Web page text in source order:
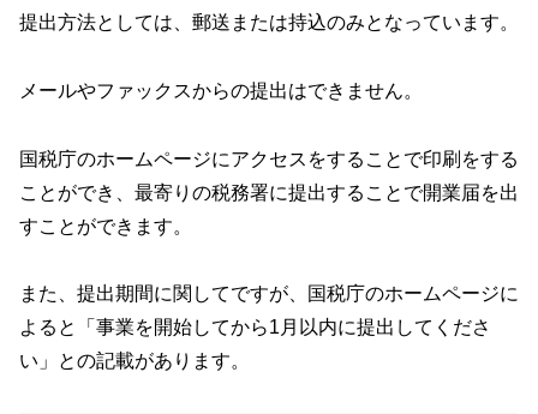
提出方法としては、郵送または持込のみとなっています。
メールやファックスからの提出はできません。
国税庁のホームページにアクセスをすることで印刷をする
ことができ、最寄りの税務署に提出することで開業届を出
すことができます。
また、提出期間に関してですが、国税庁のホームページに
よると「事業を開始してから1月以内に提出してくださ
い」との記載があります。